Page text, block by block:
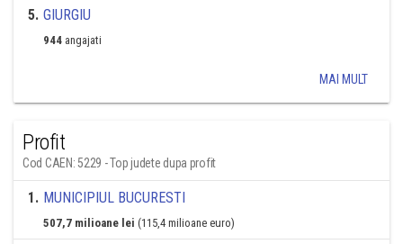
5. GIURGIU
944 angajati
MAI MULT
Profit
Cod CAEN: 5229 - Top judete dupa profit
1. MUNICIPIUL BUCURESTI
507,7 milioane lei (115,4 milioane euro)